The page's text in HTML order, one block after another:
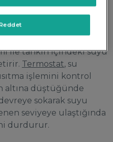
Depolama tankı,
alır. Böylece sıcak
işleme alır. Boyler
ile tankın içindeki suyu
Termostat, su
işlemini kontrol
altına düştüğünde
sokarak suyu
seviyeye ulaştığında
durdurur.